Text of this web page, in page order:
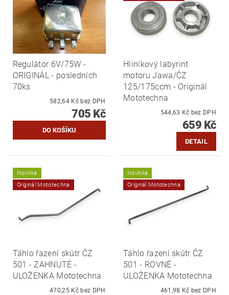
Regulátor 6V/75W -
ORIGINÁL - posledních
70ks
582,64 Kč bez DPH
705 Kč
Hliníkový labyrint
motoru Jawa/ČZ
125/175ccm - Originál
Mototechna
544,63 Kč bez DPH
659 Kč
DETAIL
Novinka
Originál Mototechna
Táhlo řazení skútr ČZ
501 - ZAHNUTÉ -
ULOŽENKA Mototechna
470,25 Kč bez DPH
Novinka
Originál Mototechna
Táhlo řazení skútr ČZ
501 - ROVNÉ -
ULOŽENKA Mototechna
461,98 Kč bez DPH